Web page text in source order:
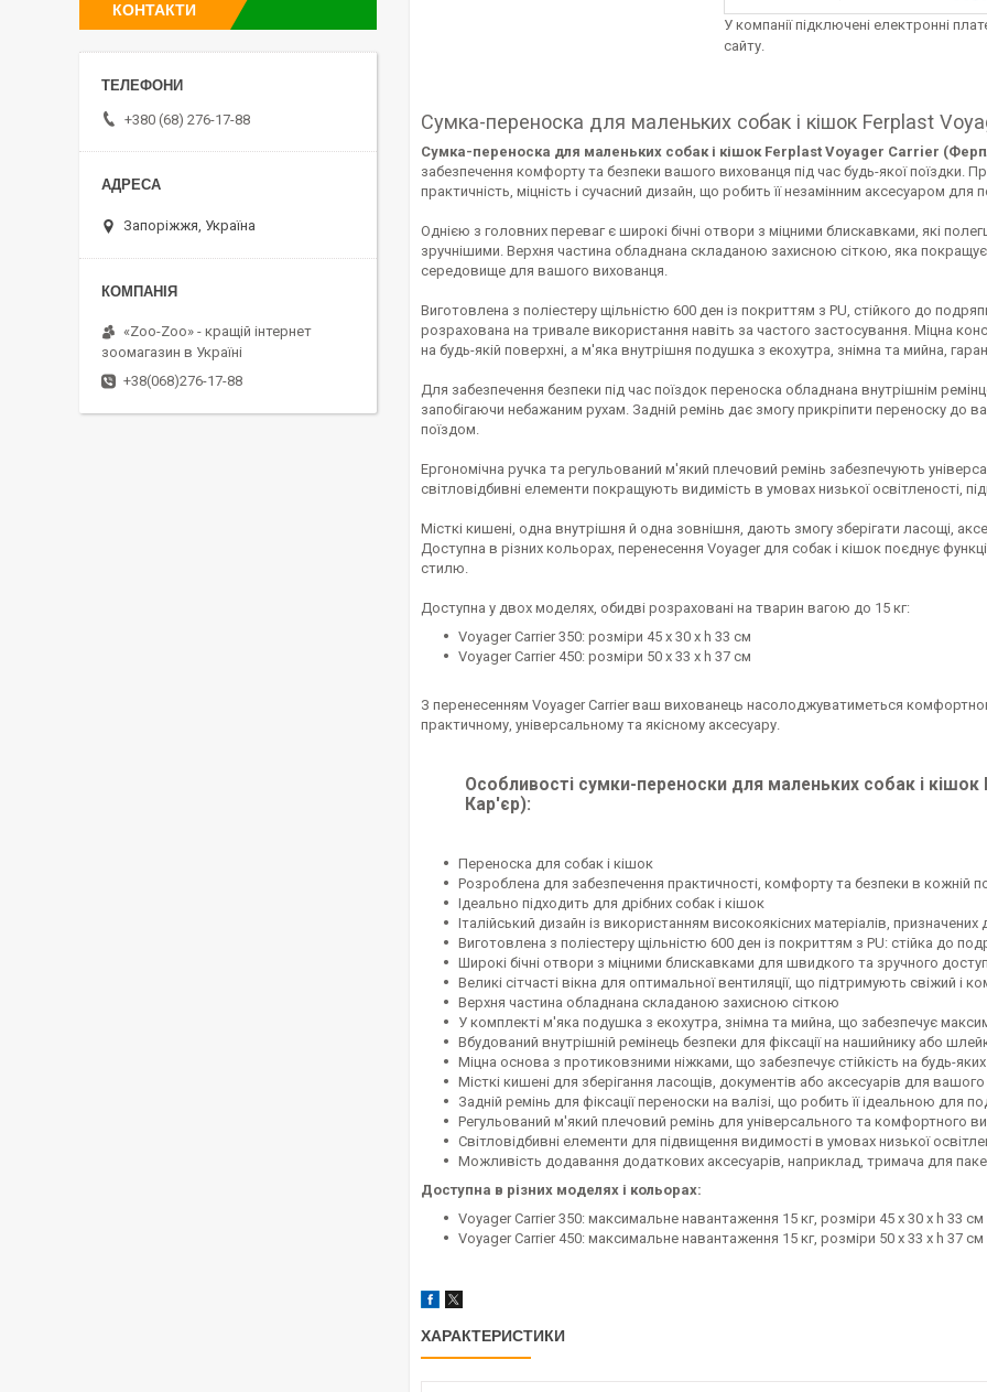
У компанії підключені електронні
сайту.
Сумка-переноска для маленьких собак і кішок Ferplast
Сумка-переноска для маленьких собак і кішок Ferplast Voyager Carrier
забезпечення комфорту та безпеки вашого вихованця під час будь-якої поїздки.
практичність, міцність і сучасний дизайн, що робить її незамінним аксесуаром для
Однією з головних переваг є широкі бічні отвори з міцними блискавками, які
зручнішими. Верхня частина обладнана складаною захисною сіткою, яка
середовище для вашого вихованця.
Виготовлена з поліестеру щільністю 600 ден із покриттям з PU, стійкого до
розрахована на тривале використання навіть за частого застосування. Міцна
на будь-якій поверхні, а м'яка внутрішня подушка з екохутра, знімна та мийна,
Для забезпечення безпеки під час поїздок переноска обладнана внутрішнім
запобігаючи небажаним рухам. Задній ремінь дає змогу прикріпити переноску до
поїздом.
Ергономічна ручка та регульований м'який плечовий ремінь забезпечують
світловідбивні елементи покращують видимість в умовах низької освітленості,
Місткі кишені, одна внутрішня й одна зовнішня, дають змогу зберігати ласощі,
Доступна в різних кольорах, перенесення Voyager для собак і кішок поєднує
стилю.
Доступна у двох моделях, обидві розраховані на тварин вагою до 15 кг:
Voyager Carrier 350: розміри 45 x 30 x h 33 см
Voyager Carrier 450: розміри 50 x 33 x h 37 см
З перенесенням Voyager Carrier ваш вихованець насолоджуватиметься
практичному, універсальному та якісному аксесуару.
Особливості сумки-переноски для маленьких собак і
Кар'єр):
Переноска для собак і кішок
Розроблена для забезпечення практичності, комфорту та безпеки в кожній
Ідеально підходить для дрібних собак і кішок
Італійський дизайн із використанням високоякісних матеріалів, призначених
Виготовлена з поліестеру щільністю 600 ден із покриттям з PU: стійка до
Широкі бічні отвори з міцними блискавками для швидкого та зручного
Великі сітчасті вікна для оптимальної вентиляції, що підтримують свіжий і
Верхня частина обладнана складаною захисною сіткою
У комплекті м'яка подушка з екохутра, знімна та мийна, що забезпечує
Вбудований внутрішній ремінець безпеки для фіксації на нашийнику або
Міцна основа з протиковзними ніжками, що забезпечує стійкість на будь-
Місткі кишені для зберігання ласощів, документів або аксесуарів для
Задній ремінь для фіксації переноски на валізі, що робить її ідеальною для
Регульований м'який плечовий ремінь для універсального та комфортного
Світловідбивні елементи для підвищення видимості в умовах низької
Можливість додавання додаткових аксесуарів, наприклад, тримача для
Доступна в різних моделях і кольорах:
Voyager Carrier 350: максимальне навантаження 15 кг, розміри 45 x 30 x h 33 см
Voyager Carrier 450: максимальне навантаження 15 кг, розміри 50 x 33 x h 37 см
ХАРАКТЕРИСТИКИ
КОНТАКТИ
+380 (68) 276-17-88
Запоріжжя, Україна
«Zoo-Zoo» - кращій інтернет
зоомагазин в Україні
+38(068)276-17-88